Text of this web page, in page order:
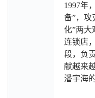
1997年
备”，攻
化”两
连锁店
段，负
献越来
潘宇海